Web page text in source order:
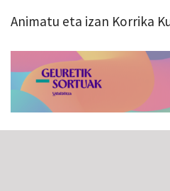
Animatu eta izan Korrika